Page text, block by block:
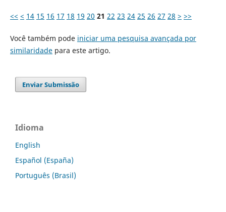
<< < 14 15 16 17 18 19 20 21 22 23 24 25 26 27 28 > >>
Você também pode iniciar uma pesquisa avançada por
similaridadepara este artigo.
Enviar Submissão
Idioma
English
Español (España)
Português (Brasil)